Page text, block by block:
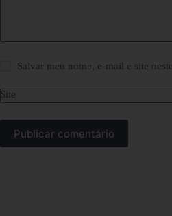
Salvar meu nome, e-mail e site
Site
Publicar comentário